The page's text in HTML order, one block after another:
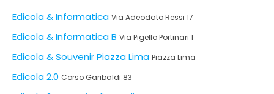
Edicola & Informatica Via Adeodato Ressi 17
Edicola & Informatica B Via Pigello Portinari 1
Edicola & Souvenir Piazza Lima Piazza Lima
Edicola 2.0 Corso Garibaldi 83